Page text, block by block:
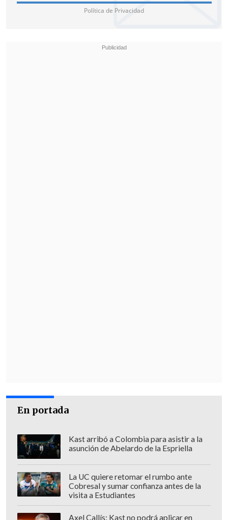
Política de Privacidad
En portada
Kast arribó a Colombia para asistir a la
asunción de Abelardo de la Espriella
La UC quiere retomar el rumbo ante
Cobresal y sumar confianza antes de la
visita a Estudiantes
Axel Callís: Kast no podrá aplicar en